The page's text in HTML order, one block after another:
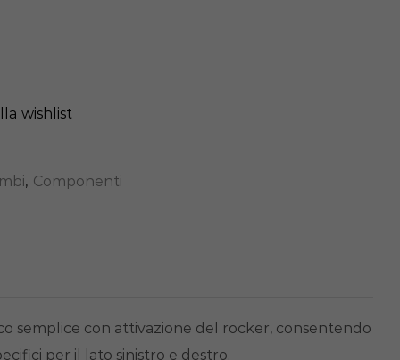
wishlist
, Componenti
semplice con attivazione del rocker, consentendo
per il lato sinistro e destro.